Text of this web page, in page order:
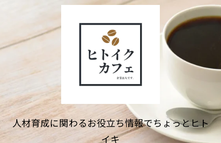
人材育成に関わるお役立ち情報でちょっとヒト
イキ